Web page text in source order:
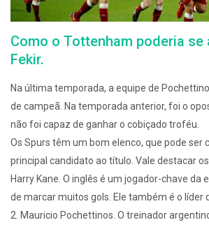
Como o Tottenham poderia se
Fekir.
Na última temporada, a equipe de
de campeã. Na temporada anterior, foi o
não foi capaz de ganhar o cobiçado troféu.
Os Spurs têm um bom elenco, que pode ser
principal candidato ao título. Vale destacar
Harry Kane. O inglês é um jogador-chave da
de marcar muitos gols. Ele também é o líder
2. Mauricio Pochettinos. O treinador